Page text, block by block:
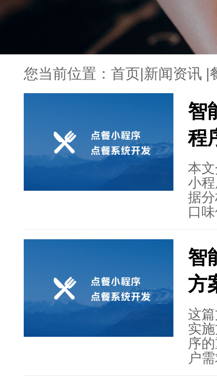
您当前位置： 首页|新闻资讯 |
智
程
本
小
据
口
推
验
面
说
广
智
方
这
实
序
户